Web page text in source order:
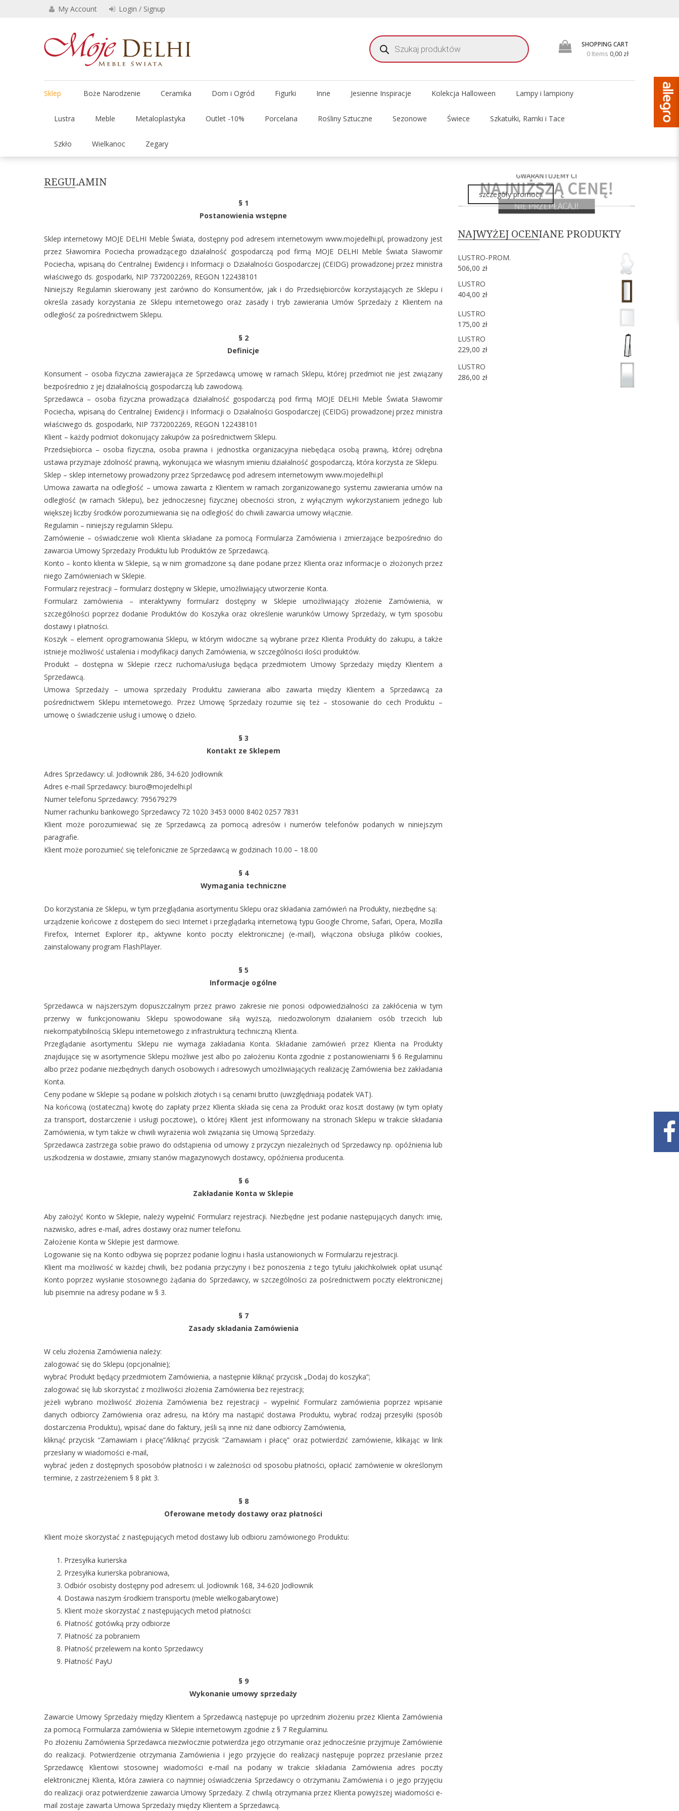
My Account Login / Signup
Wyszukiwarka
produktów SHOPPING CART
0 Items 0,00 zł
Sklep Boże Narodzenie Ceramika Dom i Ogród Figurki Inne Jesienne Inspiracje Kolekcja Halloween Lampy i lampiony
Lustra Meble Metaloplastyka Outlet -10% Porcelana Rośliny Sztuczne Sezonowe Świece Szkatułki, Ramki i Tace
Szkło Wielkanoc Zegary
REGULAMIN
§ 1
Postanowienia wstępne
Sklep internetowy MOJE DELHI Meble Świata, dostępny pod adresem internetowym www.mojedelhi.pl, prowadzony jest
przez Sławomira Pociecha prowadzącego działalność gospodarczą pod firmą MOJE DELHI Meble Świata Sławomir
Pociecha, wpisaną do Centralnej Ewidencji i Informacji o Działalności Gospodarczej (CEIDG) prowadzonej przez ministra
właściwego ds. gospodarki, NIP 7372002269, REGON 122438101
Niniejszy Regulamin skierowany jest zarówno do Konsumentów, jak i do Przedsiębiorców korzystających ze Sklepu i
określa zasady korzystania ze Sklepu internetowego oraz zasady i tryb zawierania Umów Sprzedaży z Klientem na
odległość za pośrednictwem Sklepu.
§ 2
Definicje
Konsument – osoba fizyczna zawierająca ze Sprzedawcą umowę w ramach Sklepu, której przedmiot nie jest związany
bezpośrednio z jej działalnością gospodarczą lub zawodową.
Sprzedawca – osoba fizyczna prowadząca działalność gospodarczą pod firmą MOJE DELHI Meble Świata Sławomir
Pociecha, wpisaną do Centralnej Ewidencji i Informacji o Działalności Gospodarczej (CEIDG) prowadzonej przez ministra
właściwego ds. gospodarki, NIP 7372002269, REGON 122438101
Klient – każdy podmiot dokonujący zakupów za pośrednictwem Sklepu.
Przedsiębiorca – osoba fizyczna, osoba prawna i jednostka organizacyjna niebędąca osobą prawną, której odrębna
ustawa przyznaje zdolność prawną, wykonująca we własnym imieniu działalność gospodarczą, która korzysta ze Sklepu.
Sklep – sklep internetowy prowadzony przez Sprzedawcę pod adresem internetowym www.mojedelhi.pl
Umowa zawarta na odległość – umowa zawarta z Klientem w ramach zorganizowanego systemu zawierania umów na
odległość (w ramach Sklepu), bez jednoczesnej fizycznej obecności stron, z wyłącznym wykorzystaniem jednego lub
większej liczby środków porozumiewania się na odległość do chwili zawarcia umowy włącznie.
Regulamin – niniejszy regulamin Sklepu.
Zamówienie – oświadczenie woli Klienta składane za pomocą Formularza Zamówienia i zmierzające bezpośrednio do
zawarcia Umowy Sprzedaży Produktu lub Produktów ze Sprzedawcą.
Konto – konto klienta w Sklepie, są w nim gromadzone są dane podane przez Klienta oraz informacje o złożonych przez
niego Zamówieniach w Sklepie.
Formularz rejestracji – formularz dostępny w Sklepie, umożliwiający utworzenie Konta.
Formularz zamówienia – interaktywny formularz dostępny w Sklepie umożliwiający złożenie Zamówienia, w
szczególności poprzez dodanie Produktów do Koszyka oraz określenie warunków Umowy Sprzedaży, w tym sposobu
dostawy i płatności.
Koszyk – element oprogramowania Sklepu, w którym widoczne są wybrane przez Klienta Produkty do zakupu, a także
istnieje możliwość ustalenia i modyfikacji danych Zamówienia, w szczególności ilości produktów.
Produkt – dostępna w Sklepie rzecz ruchoma/usługa będąca przedmiotem Umowy Sprzedaży między Klientem a
Sprzedawcą.
Umowa Sprzedaży – umowa sprzedaży Produktu zawierana albo zawarta między Klientem a Sprzedawcą za
pośrednictwem Sklepu internetowego. Przez Umowę Sprzedaży rozumie się też – stosowanie do cech Produktu –
umowę o świadczenie usług i umowę o dzieło.
§ 3
Kontakt ze Sklepem
Adres Sprzedawcy: ul. Jodłownik 286, 34-620 Jodłownik
Adres e-mail Sprzedawcy: biuro@mojedelhi.pl
Numer telefonu Sprzedawcy: 795679279
Numer rachunku bankowego Sprzedawcy 72 1020 3453 0000 8402 0257 7831
Klient może porozumiewać się ze Sprzedawcą za pomocą adresów i numerów telefonów podanych w niniejszym
paragrafie.
Klient może porozumieć się telefonicznie ze Sprzedawcą w godzinach 10.00 – 18.00
§ 4
Wymagania techniczne
Do korzystania ze Sklepu, w tym przeglądania asortymentu Sklepu oraz składania zamówień na Produkty, niezbędne są:
urządzenie końcowe z dostępem do sieci Internet i przeglądarką internetową typu Google Chrome, Safari, Opera, Mozilla
Firefox, Internet Explorer itp., aktywne konto poczty elektronicznej (e-mail), włączona obsługa plików cookies,
zainstalowany program FlashPlayer.
§ 5
Informacje ogólne
Sprzedawca w najszerszym dopuszczalnym przez prawo zakresie nie ponosi odpowiedzialności za zakłócenia w tym
przerwy w funkcjonowaniu Sklepu spowodowane siłą wyższą, niedozwolonym działaniem osób trzecich lub
niekompatybilnością Sklepu internetowego z infrastrukturą techniczną Klienta.
Przeglądanie asortymentu Sklepu nie wymaga zakładania Konta. Składanie zamówień przez Klienta na Produkty
znajdujące się w asortymencie Sklepu możliwe jest albo po założeniu Konta zgodnie z postanowieniami § 6 Regulaminu
albo przez podanie niezbędnych danych osobowych i adresowych umożliwiających realizację Zamówienia bez zakładania
Konta.
Ceny podane w Sklepie są podane w polskich złotych i są cenami brutto (uwzględniają podatek VAT).
Na końcową (ostateczną) kwotę do zapłaty przez Klienta składa się cena za Produkt oraz koszt dostawy (w tym opłaty
za transport, dostarczenie i usługi pocztowe), o której Klient jest informowany na stronach Sklepu w trakcie składania
Zamówienia, w tym także w chwili wyrażenia woli związania się Umową Sprzedaży.
Sprzedawca zastrzega sobie prawo do odstąpienia od umowy z przyczyn niezależnych od Sprzedawcy np. opóźnienia lub
uszkodzenia w dostawie, zmiany stanów magazynowych dostawcy, opóźnienia producenta.
§ 6
Zakładanie Konta w Sklepie
Aby założyć Konto w Sklepie, należy wypełnić Formularz rejestracji. Niezbędne jest podanie następujących danych: imię,
nazwisko, adres e-mail, adres dostawy oraz numer telefonu.
Założenie Konta w Sklepie jest darmowe.
Logowanie się na Konto odbywa się poprzez podanie loginu i hasła ustanowionych w Formularzu rejestracji.
Klient ma możliwość w każdej chwili, bez podania przyczyny i bez ponoszenia z tego tytułu jakichkolwiek opłat usunąć
Konto poprzez wysłanie stosownego żądania do Sprzedawcy, w szczególności za pośrednictwem poczty elektronicznej
lub pisemnie na adresy podane w § 3.
§ 7
Zasady składania Zamówienia
W celu złożenia Zamówienia należy:
zalogować się do Sklepu (opcjonalnie);
wybrać Produkt będący przedmiotem Zamówienia, a następnie kliknąć przycisk „Dodaj do koszyka”;
zalogować się lub skorzystać z możliwości złożenia Zamówienia bez rejestracji;
jeżeli wybrano możliwość złożenia Zamówienia bez rejestracji – wypełnić Formularz zamówienia poprzez wpisanie
danych odbiorcy Zamówienia oraz adresu, na który ma nastąpić dostawa Produktu, wybrać rodzaj przesyłki (sposób
dostarczenia Produktu), wpisać dane do faktury, jeśli są inne niż dane odbiorcy Zamówienia,
kliknąć przycisk “Zamawiam i płacę”/kliknąć przycisk “Zamawiam i płacę” oraz potwierdzić zamówienie, klikając w link
przesłany w wiadomości e-mail,
wybrać jeden z dostępnych sposobów płatności i w zależności od sposobu płatności, opłacić zamówienie w określonym
terminie, z zastrzeżeniem § 8 pkt 3.
§ 8
Oferowane metody dostawy oraz płatności
Klient może skorzystać z następujących metod dostawy lub odbioru zamówionego Produktu:
Przesyłka kurierska
Przesyłka kurierska pobraniowa,
Odbiór osobisty dostępny pod adresem: ul. Jodłownik 168, 34-620 Jodłownik
Dostawa naszym środkiem transportu (meble wielkogabarytowe)
Klient może skorzystać z następujących metod płatności:
Płatność gotówką przy odbiorze
Płatność za pobraniem
Płatność przelewem na konto Sprzedawcy
Płatność PayU
§ 9
Wykonanie umowy sprzedaży
Zawarcie Umowy Sprzedaży między Klientem a Sprzedawcą następuje po uprzednim złożeniu przez Klienta Zamówienia
za pomocą Formularza zamówienia w Sklepie internetowym zgodnie z § 7 Regulaminu.
Po złożeniu Zamówienia Sprzedawca niezwłocznie potwierdza jego otrzymanie oraz jednocześnie przyjmuje Zamówienie
do realizacji. Potwierdzenie otrzymania Zamówienia i jego przyjęcie do realizacji następuje poprzez przesłanie przez
Sprzedawcę Klientowi stosownej wiadomości e-mail na podany w trakcie składania Zamówienia adres poczty
elektronicznej Klienta, która zawiera co najmniej oświadczenia Sprzedawcy o otrzymaniu Zamówienia i o jego przyjęciu
do realizacji oraz potwierdzenie zawarcia Umowy Sprzedaży. Z chwilą otrzymania przez Klienta powyższej wiadomości e-
mail zostaje zawarta Umowa Sprzedaży między Klientem a Sprzedawcą.
szczegóły promocji
NAJWYŻEJ OCENIANE PRODUKTY
LUSTRO-PROM.
506,00 zł
LUSTRO
404,00 zł
LUSTRO
175,00 zł
LUSTRO
229,00 zł
LUSTRO
286,00 zł